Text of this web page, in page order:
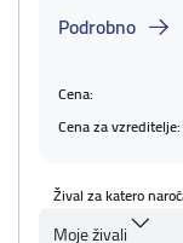
Podrobno
Cena:
Cena za vzreditelje:
Žival za katero
Moje živali